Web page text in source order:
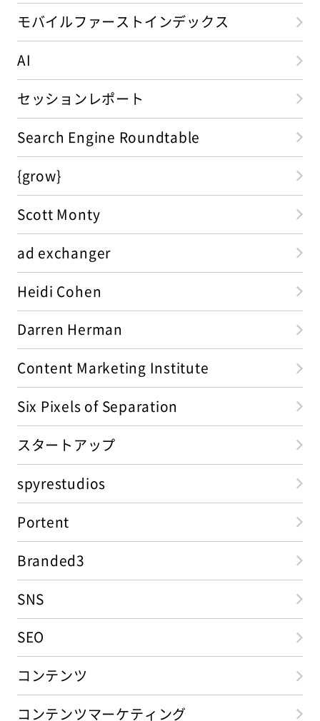
モバイルファーストインデックス
AI
セッションレポート
Search Engine Roundtable
{grow}
Scott Monty
ad exchanger
Heidi Cohen
Darren Herman
Content Marketing Institute
Six Pixels of Separation
スタートアップ
spyrestudios
Portent
Branded3
SNS
SEO
コンテンツ
コンテンツマーケティング